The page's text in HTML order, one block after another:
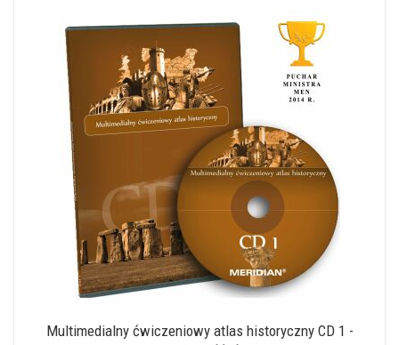
Multimedialny ćwiczeniowy atlas historyczny CD 1 -